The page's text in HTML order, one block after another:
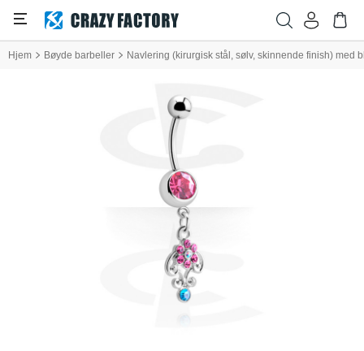
Hjem Bøyde barbeller Navlering (kirurgisk stål, sølv, skinnende finish) med